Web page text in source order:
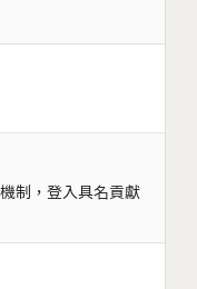
制，登入具名貢獻